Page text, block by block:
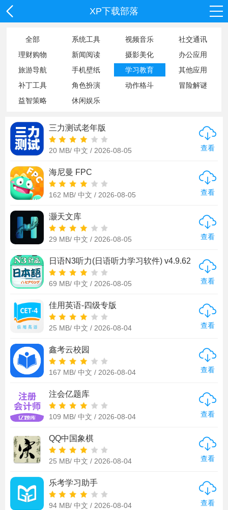
XP下载部落
全部 系统工具 视频音乐
社交通讯
理财购物
新闻阅读 摄影美化
办公应用
旅游导航
手机壁纸 学习教育
其他应用
补丁工具
角色扮演 动作格斗
冒险解谜
益智策略
休闲娱乐
三力测试老年版
20 MB/ 中文 / 2026-08-05 查看
海尼曼 FPC
162 MB/ 中文 / 2026-08-05 查看
灏天文库
29 MB/ 中文 / 2026-08-05 查看
日语N3听力(日语听力学习软件) v4.9.62
安卓版
69 MB/ 中文 / 2026-08-05 查看
佳用英语-四级专版
25 MB/ 中文 / 2026-08-04 查看
鑫考云校园
167 MB/ 中文 / 2026-08-04 查看
注会亿题库
109 MB/ 中文 / 2026-08-04 查看
QQ中国象棋
25 MB/ 中文 / 2026-08-04 查看
乐考学习助手
94 MB/ 中文 / 2026-08-04 查看